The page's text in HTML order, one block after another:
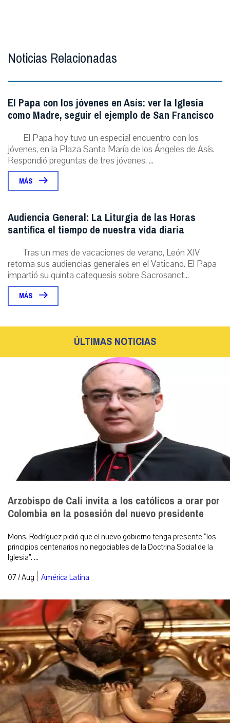
Noticias Relacionadas
El Papa con los jóvenes en Asís: ver la Iglesia
como Madre, seguir el ejemplo de San Francisco
El Papa hoy tuvo un especial encuentro con los
jóvenes, en la Plaza Santa María de los Ángeles de Asís.
Respondió preguntas de tres jóvenes. ...
MÁS
Audiencia General: La Liturgia de las Horas
santifica el tiempo de nuestra vida diaria
Tras un mes de vacaciones de verano, León XIV
retoma sus audiencias generales en el Vaticano. El Papa
impartió su quinta catequesis sobre Sacrosanct...
MÁS
ÚLTIMAS NOTICIAS
Arzobispo de Cali invita a los católicos a orar por
Colombia en la posesión del nuevo presidente
Mons. Rodríguez pidió que el nuevo gobierno tenga presente “los
principios centenarios no negociables de la Doctrina Social de la
Iglesia”. ...
07 / Aug | América Latina